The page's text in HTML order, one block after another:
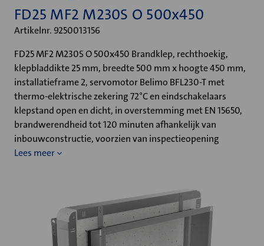
FD25 MF2 M230S O 500x450
Artikelnr. 9250013156
FD25 MF2 M230S O 500x450 Brandklep, rechthoekig,
klepbladdikte 25 mm, breedte 500 mm x hoogte 450 mm,
installatieframe 2, servomotor Belimo BFL230-T met
thermo-elektrische zekering 72°C en eindschakelaars
klepstand open en dicht, in overstemming met EN 15650,
brandwerendheid tot 120 minuten afhankelijk van
inbouwconstructie, voorzien van inspectieopening
Lees meer